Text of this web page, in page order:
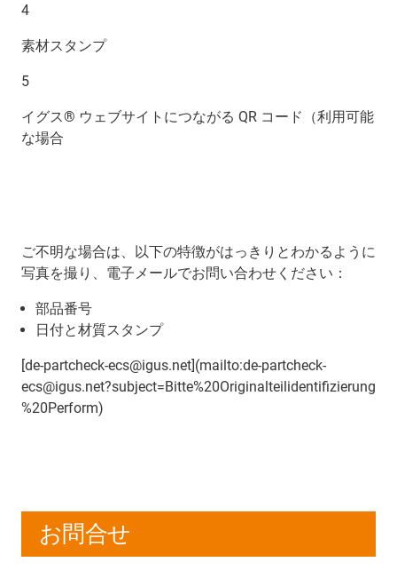
4
素材スタンプ
5
イグス® ウェブサイトにつながる QR コード（利用可能
な場合
ご不明な場合は、以下の特徴がはっきりとわかるように
写真を撮り、電子メールでお問い合わせください：
部品番号
日付と材質スタンプ
[de-partcheck-ecs@igus.net](mailto:de-partcheck-
ecs@igus.net?subject=Bitte%20Originalteilidentifizierung
%20Perform)
お問合せ